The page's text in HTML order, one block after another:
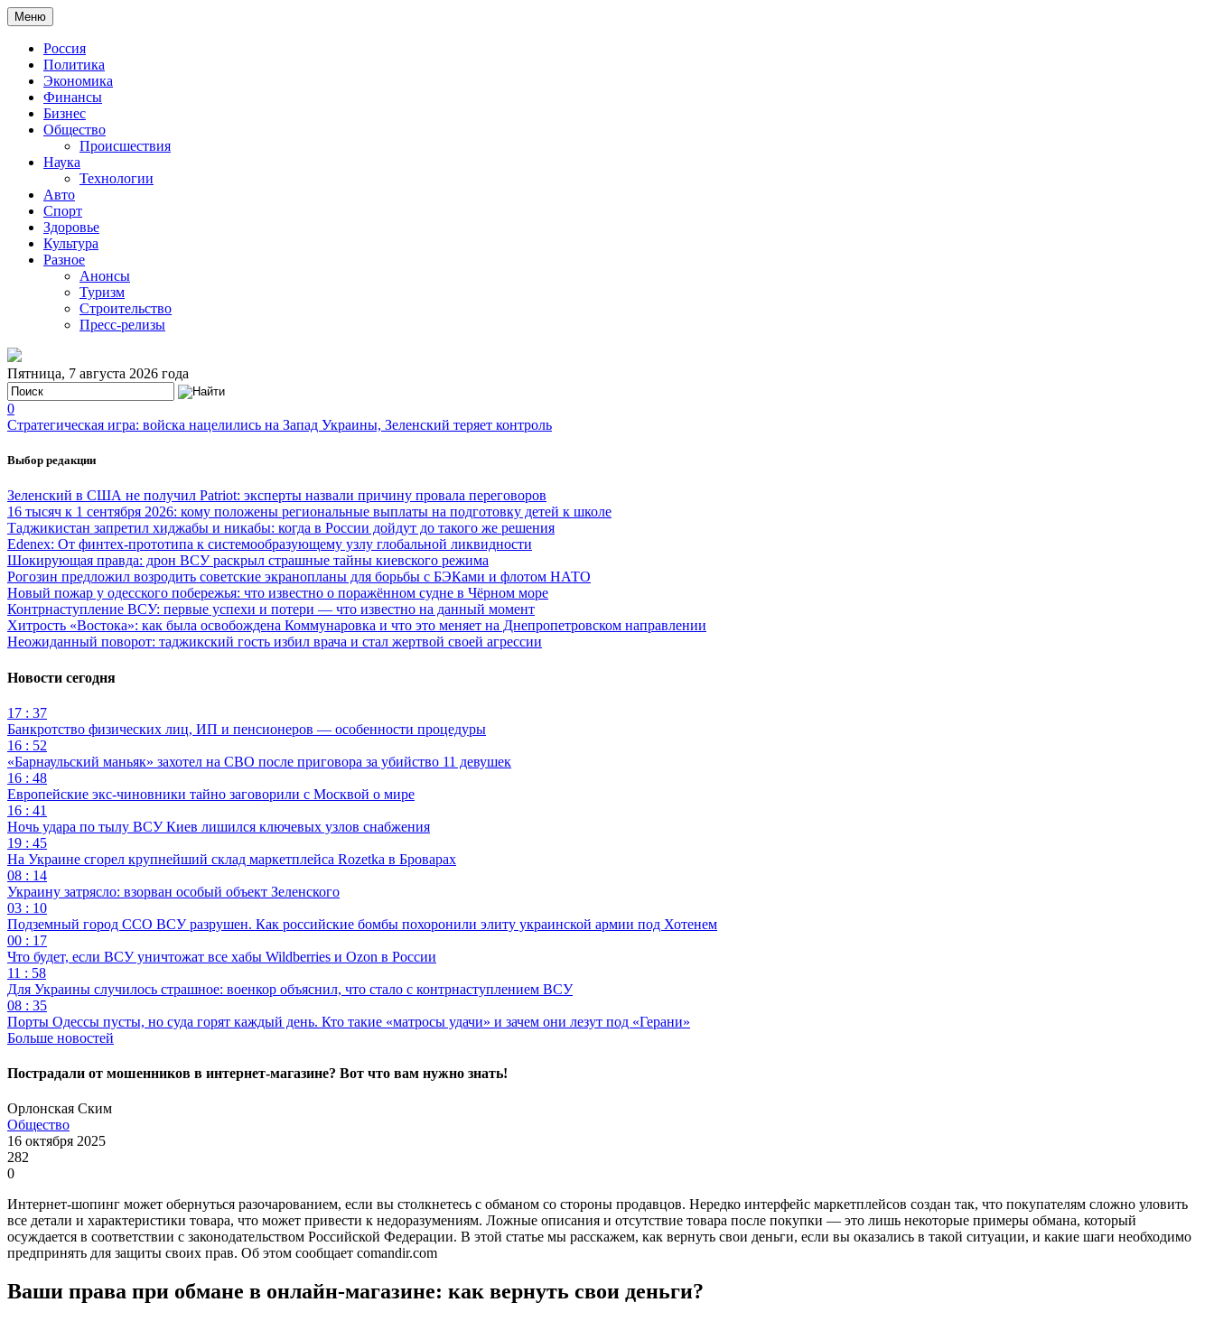
Меню
Россия
Политика
Экономика
Финансы
Бизнес
Общество
Происшествия
Наука
Технологии
Авто
Спорт
Здоровье
Культура
Разное
Анонсы
Туризм
Строительство
Пресс-релизы
Пятница, 7 августа 2026 года
0
Стратегическая игра: войска нацелились на Запад Украины, Зеленский теряет контроль
Выбор редакции
Зеленский в США не получил Patriot: эксперты назвали причину провала переговоров
16 тысяч к 1 сентября 2026: кому положены региональные выплаты на подготовку детей к школе
Таджикистан запретил хиджабы и никабы: когда в России дойдут до такого же решения
Edenex: От финтех-прототипа к системообразующему узлу глобальной ликвидности
Шокирующая правда: дрон ВСУ раскрыл страшные тайны киевского режима
Рогозин предложил возродить советские экранопланы для борьбы с БЭКами и флотом НАТО
Новый пожар у одесского побережья: что известно о поражённом судне в Чёрном море
Контрнаступление ВСУ: первые успехи и потери — что известно на данный момент
Хитрость «Востока»: как была освобождена Коммунаровка и что это меняет на Днепропетровском направлении
Неожиданный поворот: таджикский гость избил врача и стал жертвой своей агрессии
Новости сегодня
17 : 37
Банкротство физических лиц, ИП и пенсионеров — особенности процедуры
16 : 52
«Барнаульский маньяк» захотел на СВО после приговора за убийство 11 девушек
16 : 48
Европейские экс-чиновники тайно заговорили с Москвой о мире
16 : 41
Ночь удара по тылу ВСУ Киев лишился ключевых узлов снабжения
19 : 45
На Украине сгорел крупнейший склад маркетплейса Rozetka в Броварах
08 : 14
Украину затрясло: взорван особый объект Зеленского
03 : 10
Подземный город ССО ВСУ разрушен. Как российские бомбы похоронили элиту украинской армии под Хотенем
00 : 17
Что будет, если ВСУ уничтожат все хабы Wildberries и Ozon в России
11 : 58
Для Украины случилось страшное: военкор объяснил, что стало с контрнаступлением ВСУ
08 : 35
Порты Одессы пусты, но суда горят каждый день. Кто такие «матросы удачи» и зачем они лезут под «Герани»
Больше новостей
Пострадали от мошенников в интернет-магазине? Вот что вам нужно знать!
Орлонская Ским
Общество
16 октября 2025
282
0
Интернет-шопинг может обернуться разочарованием, если вы столкнетесь с обманом со стороны продавцов. Нередко интерфейс маркетплейсов создан так, что покупателям сложно уловить
все детали и характеристики товара, что может привести к недоразумениям. Ложные описания и отсутствие товара после покупки — это лишь некоторые примеры обмана, который
осуждается в соответствии с законодательством Российской Федерации. В этой статье мы расскажем, как вернуть свои деньги, если вы оказались в такой ситуации, и какие шаги необходимо
предпринять для защиты своих прав. Об этом сообщает comandir.com
Ваши права при обмане в онлайн-магазине: как вернуть свои деньги?